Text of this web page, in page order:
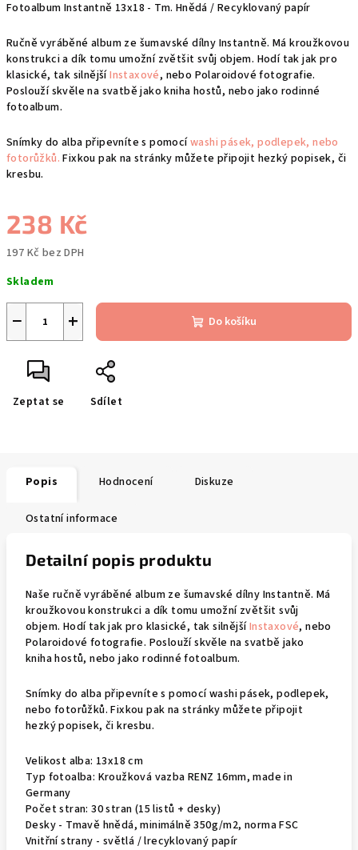
Fotoalbum Instantně 13x18 - Tm. Hnědá / Recyklovaný papír
Ručně vyráběné album ze šumavské dílny Instantně. Má kroužkovou
konstrukci a dík tomu umožní zvětšit svůj objem. Hodí tak jak pro
klasické, tak silnějšíInstaxové, nebo Polaroidové fotografie.
Poslouží skvěle na svatbě jako kniha hostů, nebo jako rodinné
fotoalbum.
Snímky do alba připevníte s pomocíwashi pásek, podlepek, nebo
fotorůžků. Fixkou pak na stránky můžete připojit hezký popisek, či
kresbu.
238 Kč
197 Kč bez DPH
cena:
Skladem
+
− Do košíku
Zeptat se Sdílet
Popis Hodnocení Diskuze
Ostatní informace
Detailní popis produktu
Naše ručně vyráběné album ze šumavské dílny Instantně. Má
kroužkovou konstrukci a dík tomu umožní zvětšit svůj
objem. Hodí tak jak pro klasické, tak silnějšíInstaxové, nebo
Polaroidové fotografie. Poslouží skvěle na svatbě jako
kniha hostů, nebo jako rodinné fotoalbum.
Snímky do alba připevníte s pomocí washi pásek, podlepek,
nebo fotorůžků. Fixkou pak na stránky můžete připojit
hezký popisek, či kresbu.
Velikost alba: 13x18 cm
Typ fotoalba: Kroužková vazba RENZ 16mm, made in
Germany
Počet stran: 30 stran (15 listů + desky)
Desky - Tmavě hnědá, minimálně 350g/m2, norma FSC
Vnitřní strany - světlá / lrecyklovaný papír